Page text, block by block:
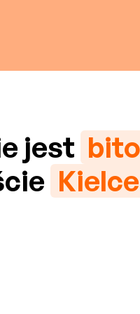
jest
Kielce